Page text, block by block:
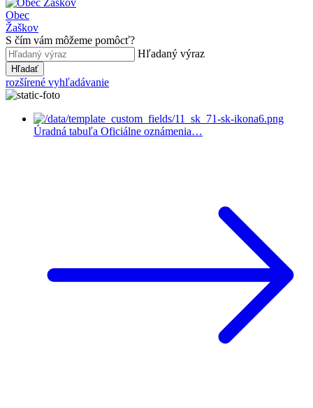
Obec
Žaškov
S čím vám môžeme pomôcť?
Hľadaný výraz
Hľadať
rozšírené vyhľadávanie
Úradná tabuľa Oficiálne oznámenia…